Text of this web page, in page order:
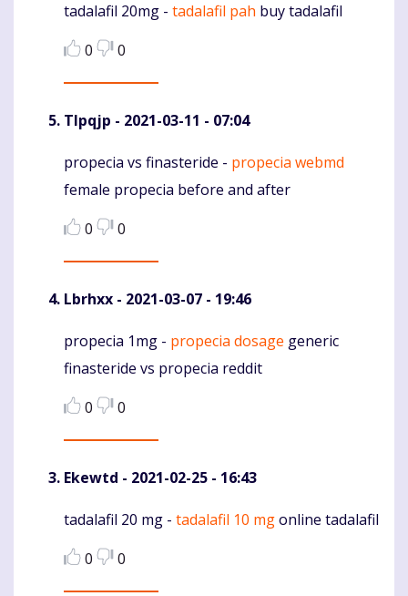
Komentaras
tadalafil 20mg - tadalafil pah buy tadalafil
0
0
Tlpqjp - 2021-03-11 - 07:04
Komentaras
propecia vs finasteride - propecia webmd
female propecia before and after
0
0
Lbrhxx - 2021-03-07 - 19:46
Komentaras
propecia 1mg - propecia dosage generic
finasteride vs propecia reddit
0
0
Ekewtd - 2021-02-25 - 16:43
Komentaras
tadalafil 20 mg - tadalafil 10 mgonline tadalafil
0
0